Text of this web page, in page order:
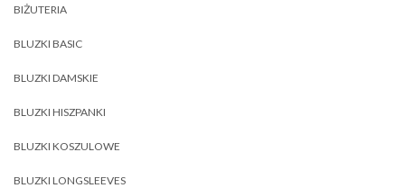
BIŻUTERIA
BLUZKI BASIC
BLUZKI DAMSKIE
BLUZKI HISZPANKI
BLUZKI KOSZULOWE
BLUZKI LONGSLEEVES